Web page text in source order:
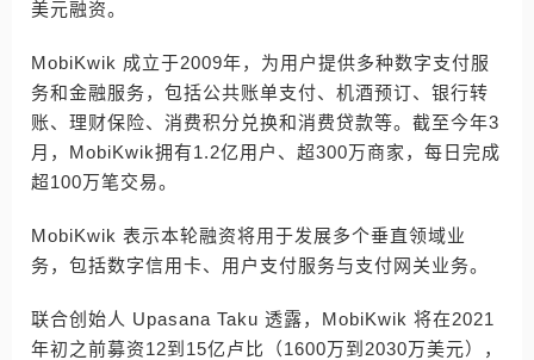
美元融资。
MobiKwik 成立于2009年，为用户提供多种数字支付服
务和金融服务，包括公共账单支付、机酒预订、银行转
账、理财保险、消费积分兑换和消费贷款等。截至今年3
月，MobiKwik拥有1.2亿用户、超300万商家，每日完成
超100万笔交易。
MobiKwik 表示本轮融资将用于发展多个垂直领域业
务，包括数字信用卡、用户支付服务与支付网关业务。
联合创始人 Upasana Taku 透露，MobiKwik 将在2021
年初之前募资12到15亿卢比（1600万到2030万美元），